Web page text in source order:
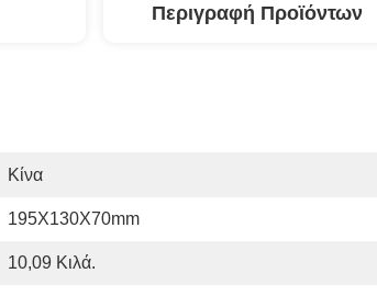
Περιγραφή Προϊόντων
Κίνα
195X130X70mm
10,09 Κιλά.